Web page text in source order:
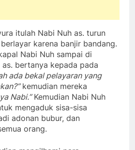
itulah Nabi Nuh as. turun
karena banjir bandang.
Nabi Nuh sampai di
bertanya kepada pada
ada bekal pelayaran yang
kemudian mereka
Nabi.”Kemudian Nabi Nuh
mengaduk sisa-sisa
adonan bubur, dan
orang.